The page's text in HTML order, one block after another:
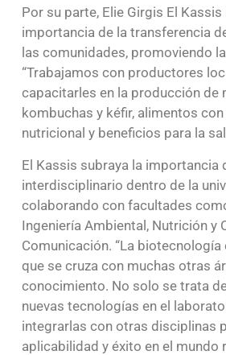
Por su parte, Elie Girgis El
importancia de la transferencia
las comunidades, promoviendo
“Trabajamos con productores
capacitarles en la producción de
kombuchas y kéfir, alimentos
nutricional y beneficios para la
El Kassis subraya la importancia
interdisciplinario dentro de la
colaborando con facultades
Ingeniería Ambiental, Nutrición y
Comunicación. “La biotecnología
que se cruza con muchas otras
conocimiento. No solo se trata
nuevas tecnologías en el
integrarlas con otras disciplinas
aplicabilidad y éxito en el mundo